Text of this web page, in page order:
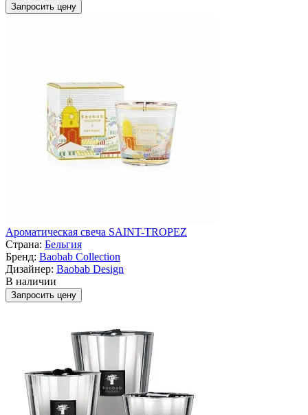
Запросить цену
Ароматическая свеча SAINT-TROPEZ
Страна: Бельгия
Бренд: Baobab Collection
Дизайнер: Baobab Design
В наличии
Запросить цену